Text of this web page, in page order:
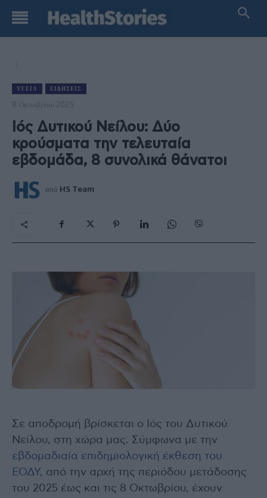
ΥΓΕΊΑ ΕΙΔΉΣΕΙΣ
8 Οκτωβρίου 2025
Ιός Δυτικού Νείλου: Δύο
κρούσματα την τελευταία
εβδομάδα, 8 συνολικά θάνατοι
από HS Team
Σε αποδρομή βρίσκεται ο Ιός του Δυτικού
Νείλου, στη χώρα μας. Σύμφωνα με την
εβδομαδιαία επιδημιολογική έκθεση του
ΕΟΔΥ, από την αρχή της περιόδου μετάδοσης
του 2025 έως και τις 8 Οκτωβρίου, έχουν